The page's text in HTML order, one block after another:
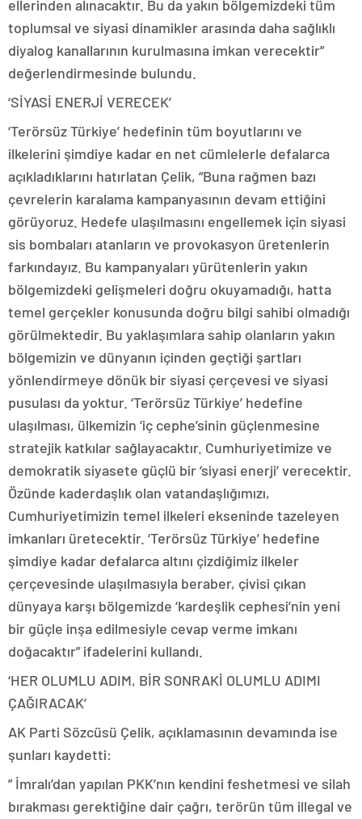
ellerinden alınacaktır. Bu da yakın bölgemizdeki tüm
toplumsal ve siyasi dinamikler arasında daha sağlıklı
diyalog kanallarının kurulmasına imkan verecektir”
değerlendirmesinde bulundu.
‘SİYASİ ENERJİ VERECEK’
‘Terörsüz Türkiye’ hedefinin tüm boyutlarını ve
ilkelerini şimdiye kadar en net cümlelerle defalarca
açıkladıklarını hatırlatan Çelik, “Buna rağmen bazı
çevrelerin karalama kampanyasının devam ettiğini
görüyoruz. Hedefe ulaşılmasını engellemek için siyasi
sis bombaları atanların ve provokasyon üretenlerin
farkındayız. Bu kampanyaları yürütenlerin yakın
bölgemizdeki gelişmeleri doğru okuyamadığı, hatta
temel gerçekler konusunda doğru bilgi sahibi olmadığı
görülmektedir. Bu yaklaşımlara sahip olanların yakın
bölgemizin ve dünyanın içinden geçtiği şartları
yönlendirmeye dönük bir siyasi çerçevesi ve siyasi
pusulası da yoktur. ‘Terörsüz Türkiye’ hedefine
ulaşılması, ülkemizin ‘iç cephe’sinin güçlenmesine
stratejik katkılar sağlayacaktır. Cumhuriyetimize ve
demokratik siyasete güçlü bir ‘siyasi enerji’ verecektir.
Özünde kaderdaşlık olan vatandaşlığımızı,
Cumhuriyetimizin temel ilkeleri ekseninde tazeleyen
imkanları üretecektir. ‘Terörsüz Türkiye’ hedefine
şimdiye kadar defalarca altını çizdiğimiz ilkeler
çerçevesinde ulaşılmasıyla beraber, çivisi çıkan
dünyaya karşı bölgemizde ‘kardeşlik cephesi’nin yeni
bir güçle inşa edilmesiyle cevap verme imkanı
doğacaktır” ifadelerini kullandı.
‘HER OLUMLU ADIM, BİR SONRAKİ OLUMLU ADIMI
ÇAĞIRACAK’
AK Parti Sözcüsü Çelik, açıklamasının devamında ise
şunları kaydetti:
” İmralı’dan yapılan PKK’nın kendini feshetmesi ve silah
bırakması gerektiğine dair çağrı, terörün tüm illegal ve